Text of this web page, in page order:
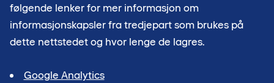
følgende lenker for mer informasjon om
informasjonskapsler fra tredjepart som brukes på
dette nettstedet og hvor lenge de lagres.
Google Analytics